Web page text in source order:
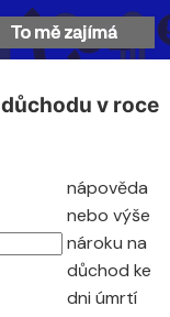
v roce
nápověda
nebo výše
nároku na
důchod ke
dni úmrtí